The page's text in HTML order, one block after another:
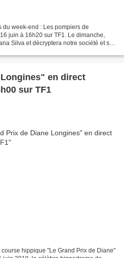
du week-end : Les pompiers de
juin à 16h20 sur TF1. Le dimanche,
Silva et décryptera notre société et ses
en direct
sur TF1
hippique "Le Grand Prix de Diane"